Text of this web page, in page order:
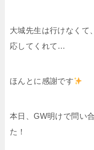
大城先生は行けなくて
応してくれて…
ほんとに感謝です
本日、GW明けで問い
た！